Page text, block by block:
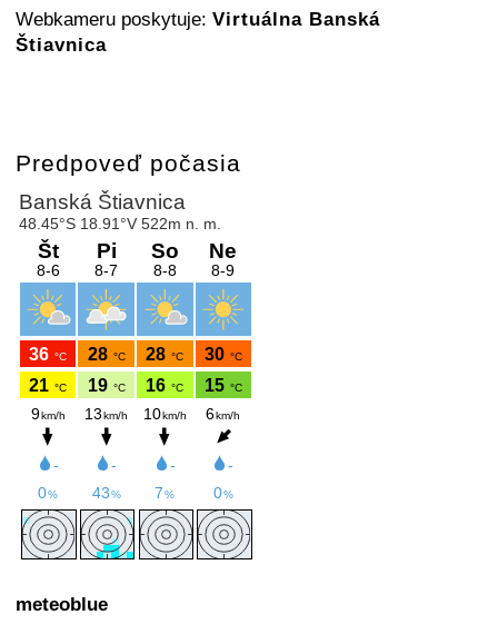
Webkameru poskytuje: Virtuálna Banská
Štiavnica
Predpoveď počasia
meteoblue